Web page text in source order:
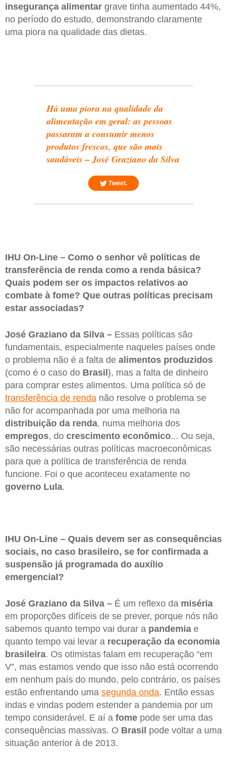
insegurança alimentar grave tinha aumentado 44%,
no período do estudo, demonstrando claramente
uma piora na qualidade das dietas.
Há uma piora na qualidade da
alimentação em geral: as pessoas
passaram a consumir menos
produtos frescos, que são mais
saudáveis – José Graziano da Silva
Tweet.
IHU On-Line – Como o senhor vê políticas de
transferência de renda como a renda básica?
Quais podem ser os impactos relativos ao
combate à fome? Que outras políticas precisam
estar associadas?
José Graziano da Silva – Essas políticas são
fundamentais, especialmente naqueles países onde
o problema não é a falta de alimentos produzidos
(como é o caso do Brasil), mas a falta de dinheiro
para comprar estes alimentos. Uma política só de
transferência de renda não resolve o problema se
não for acompanhada por uma melhoria na
distribuição da renda, numa melhoria dos
empregos, do crescimento econômico... Ou seja,
são necessárias outras políticas macroeconômicas
para que a política de transferência de renda
funcione. Foi o que aconteceu exatamente no
governo Lula.
IHU On-Line – Quais devem ser as consequências
sociais, no caso brasileiro, se for confirmada a
suspensão já programada do auxílio
emergencial?
José Graziano da Silva – É um reflexo da miséria
em proporções difíceis de se prever, porque nós não
sabemos quanto tempo vai durar a pandemia e
quanto tempo vai levar a recuperação da economia
brasileira. Os otimistas falam em recuperação “em
V”, mas estamos vendo que isso não está ocorrendo
em nenhum país do mundo, pelo contrário, os países
estão enfrentando uma segunda onda. Então essas
indas e vindas podem estender a pandemia por um
tempo considerável. E aí a fome pode ser uma das
consequências massivas. O Brasil pode voltar a uma
situação anterior à de 2013.